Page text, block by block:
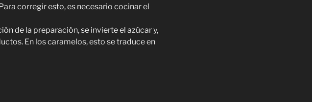
corregir esto, es necesario cocinar el
de la preparación, se invierte el azúcar y,
En los caramelos, esto se traduce en